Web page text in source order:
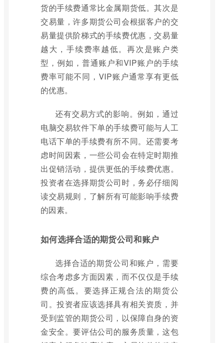
货的手续费通常比金属期货低。其次是
交易量，许多期货公司会根据客户的交
易量提供阶梯式的手续费优惠，交易量
越大，手续费率越低。再次是账户类
型，例如，普通账户和VIP账户的手续
费率可能不同，VIP账户通常享有更低
的优惠。
还有交易方式的影响。例如，通过
电脑交易软件下单的手续费可能与人工
电话下单的手续费有所不同。还需要考
虑时间因素，一些公司会在特定时期推
出促销活动，提供更低的手续费优惠。
投资者在选择期货公司时，务必仔细阅
读交易规则，了解所有可能影响手续费
的因素。
如何选择合适的期货公司和账户
选择合适的期货公司和账户，需要
综合考虑多方面因素，而不仅仅是手续
费的高低。要选择正规合法的期货公
司。投资者应该选择具有相关资质，并
受到监管的期货公司，以保障自身的资
金安全。要评估公司的服务质量，这包